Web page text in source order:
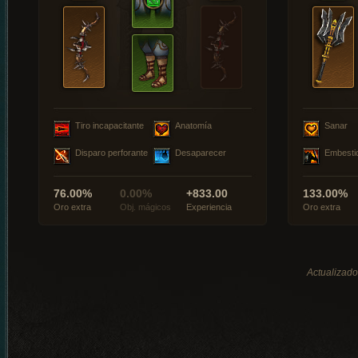
Tiro incapacitante Anatomía
Disparo perforante Desaparecer
76.00%
Oro extra
0.00%
Obj. mágicos
+833.00
Experiencia
Sanar
133.00%
Oro extra